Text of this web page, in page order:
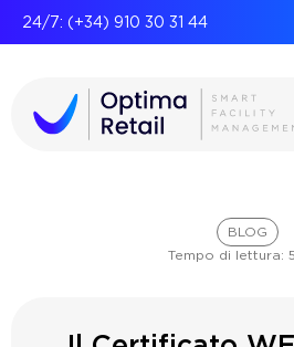
24/7: (+34) 910 30 31 44
BLOG
Tempo di lettura: 5